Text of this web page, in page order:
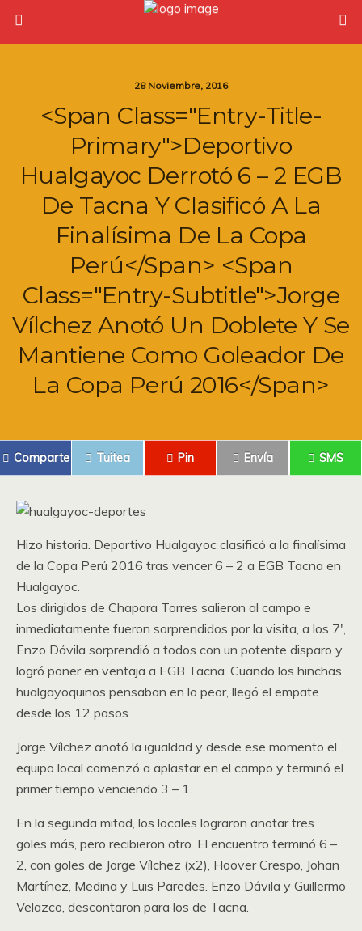
28 Noviembre, 2016
<span Class="entry-Title-
Primary">Deportivo
Hualgayoc Derrotó 6 – 2 EGB
De Tacna Y Clasificó A La
Finalísima De La Copa
Perú</span> <span
Class="entry-Subtitle">Jorge
Vílchez Anotó Un Doblete Y Se
Mantiene Como Goleador De
La Copa Perú 2016</span>
Comparte Tuitea Pin Envía SMS
Hizo historia. Deportivo Hualgayoc clasificó a la finalísima
de la Copa Perú 2016 tras vencer 6 – 2 a EGB Tacna en
Hualgayoc.
Los dirigidos de Chapara Torres salieron al campo e
inmediatamente fueron sorprendidos por la visita, a los 7′,
Enzo Dávila sorprendió a todos con un potente disparo y
logró poner en ventaja a EGB Tacna. Cuando los hinchas
hualgayoquinos pensaban en lo peor, llegó el empate
desde los 12 pasos.
Jorge Vílchez anotó la igualdad y desde ese momento el
equipo local comenzó a aplastar en el campo y terminó el
primer tiempo venciendo 3 – 1.
En la segunda mitad, los locales lograron anotar tres
goles más, pero recibieron otro. El encuentro terminó 6 –
2, con goles de Jorge Vílchez (x2), Hoover Crespo, Johan
Martínez, Medina y Luis Paredes. Enzo Dávila y Guillermo
Velazco, descontaron para los de Tacna.